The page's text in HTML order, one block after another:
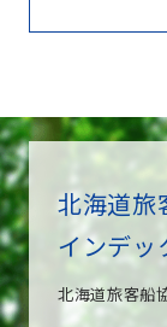
北海道旅
インデッ
北海道旅客船